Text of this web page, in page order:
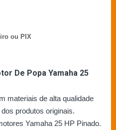
ou PIX
De Popa Yamaha 25
materiais de alta qualidade
produtos originais.
Yamaha 25 HP Pinado.